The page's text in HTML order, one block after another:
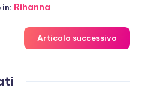
in: Rihanna
Articolo successivo